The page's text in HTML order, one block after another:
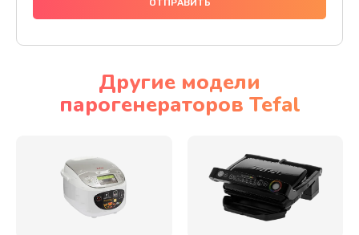
Другие модели
парогенераторов Tefal